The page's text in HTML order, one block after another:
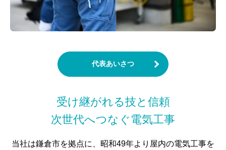
代表あいさつ
受け継がれる技と信頼
次世代へつなぐ電気工事
当社は鎌倉市を拠点に、昭和49年より屋内の電気工事を